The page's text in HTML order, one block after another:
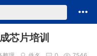
芯片培训